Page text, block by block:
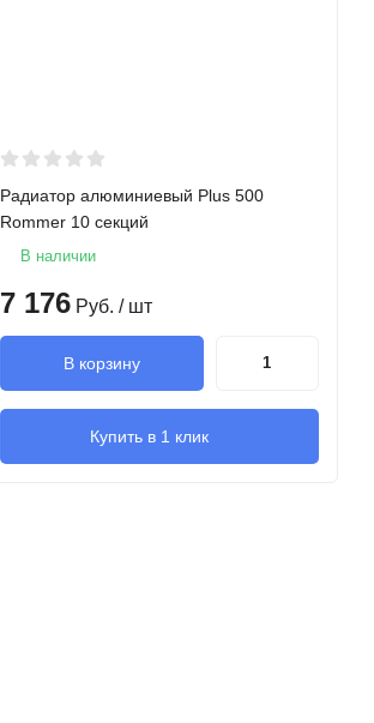
Радиатор алюминиевый Plus 500
Rommer 10 секций
В наличии
7 176 Руб. / шт
В корзину
Купить в 1 клик